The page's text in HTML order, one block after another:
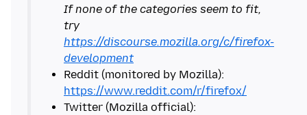
If none of the categories seem to fit,
try
https://discourse.mozilla.org/c/firefox-
development
Reddit (monitored by Mozilla):
https://www.reddit.com/r/firefox/
Twitter (Mozilla official):